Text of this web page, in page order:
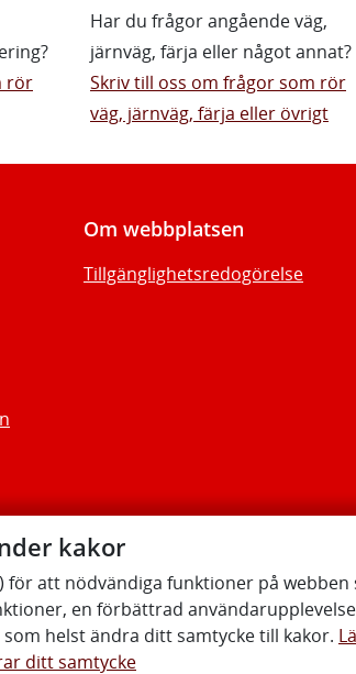
kakor
för att nödvändiga funktioner på webben
en förbättrad
helst ändra ditt samtycke till kakor.
ditt samtycke
rör
Har du frågor angående väg,
järnväg, färja eller något annat?
Skriv till oss om frågor som rör
väg, järnväg, färja eller övrigt
Vi gör
Om webbplatsen
Tillgänglighetsredogörelse